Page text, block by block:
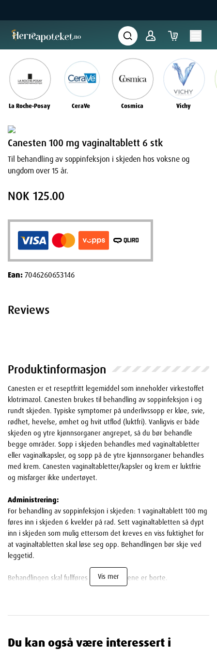
La Roche-Posay CeraVe Cosmica Vichy
Produktinformasjon
Canesten er et reseptfritt legemiddel som inneholder virkestoffet
klotrimazol. Canesten brukes til behandling av soppinfeksjon i og
rundt skjeden. Typiske symptomer på underlivssopp er kløe, svie,
rødhet, hevelse, ømhet og hvit utflod (luktfri). Vanligvis er både
skjeden og ytre kjønnsorganer angrepet, så du bør behandle
begge områder. Sopp i skjeden behandles med vaginaltabletter
eller vaginalkapsler, og sopp på de ytre kjønnsorganer behandles
med krem. Canesten vaginaltabletter/kapsler og krem er luktfrie
og misfarger ikke undertøyet.
Administrering:
For behandling av soppinfeksjon i skjeden: 1 vaginaltablett 100 mg
føres inn i skjeden 6 kvelder på rad. Sett vaginaltabletten så dypt
inn i skjeden som mulig ettersom det kreves en viss fuktighet for
at vaginaltabletten skal løse seg opp. Behandlingen bør skje ved
leggetid.
Behandlingen skal fullføres selv om plagene er borte.
Vis mer
Canesten 100 mg vaginaltablett 6 stk
Til behandling av soppinfeksjon i skjeden hos voksne og
ungdom over 15 år.
NOK 125.00
Ean:7046260653146
Reviews
Du kan også være interessert i